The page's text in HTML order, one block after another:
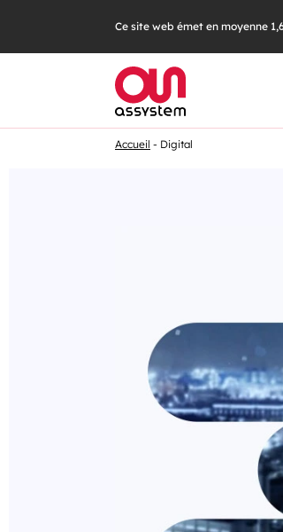
Ce site web émet en moyenne
Accueil Digital